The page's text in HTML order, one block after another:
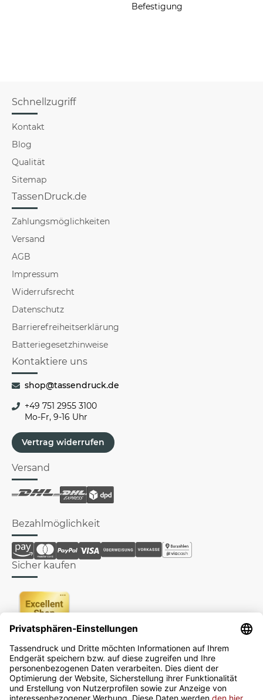
Befestigung
Schnellzugriff
Kontakt
Blog
Qualität
Sitemap
TassenDruck.de
Zahlungsmöglichkeiten
Versand
AGB
Impressum
Widerrufsrecht
Datenschutz
Barrierefreiheitserklärung
Batteriegesetzhinweise
Kontaktiere uns
shop@tassendruck.de
+49 751 2955 3100
Mo-Fr, 9-16 Uhr
Vertrag widerrufen
Versand
Bezahlmöglichkeit
Sicher kaufen